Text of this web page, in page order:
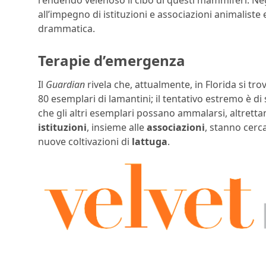
all’impegno di istituzioni e associazioni
drammatica.
Terapie d’emergenza
Il Guardian rivela che, attualmente, in Florida si
80 esemplari di lamantini; il tentativo estremo è
che gli altri esemplari possano ammalarsi,
istituzioni, insieme alleassociazioni, stanno
nuove coltivazioni di lattuga.